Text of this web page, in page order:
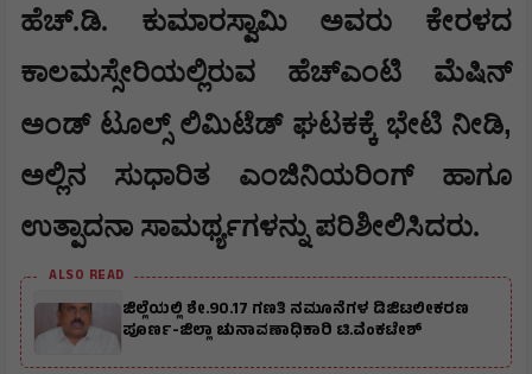
ಹೆಚ್.ಡಿ. ಕುಮಾರಸ್ವಾಮಿ ಅವರು ಕೇರಳದ
ಕಾಲಮಸ್ಸೇರಿಯಲ್ಲಿರುವ ಹೆಚ್‌ಎಂಟಿ ಮೆಷಿನ್
ಅಂಡ್ ಟೂಲ್ಸ್ ಲಿಮಿಟೆಡ್ ಘಟಕಕ್ಕೆ ಭೇಟಿ ನೀಡಿ,
ಅಲ್ಲಿನ ಸುಧಾರಿತ ಎಂಜಿನಿಯರಿಂಗ್ ಹಾಗೂ
ಉತ್ಪಾದನಾ ಸಾಮರ್ಥ್ಯಗಳನ್ನು ಪರಿಶೀಲಿಸಿದರು.
ALSO READ
ಜಿಲ್ಲೆಯಲ್ಲಿ ಶೇ.90.17 ಗಣತಿ ನಮೂನೆಗಳ ಡಿಜಿಟಲೀಕರಣ
ಪೂರ್ಣ-ಜಿಲ್ಲಾ ಚುನಾವಣಾಧಿಕಾರಿ ಟಿ.ವೆಂಕಟೇಶ್